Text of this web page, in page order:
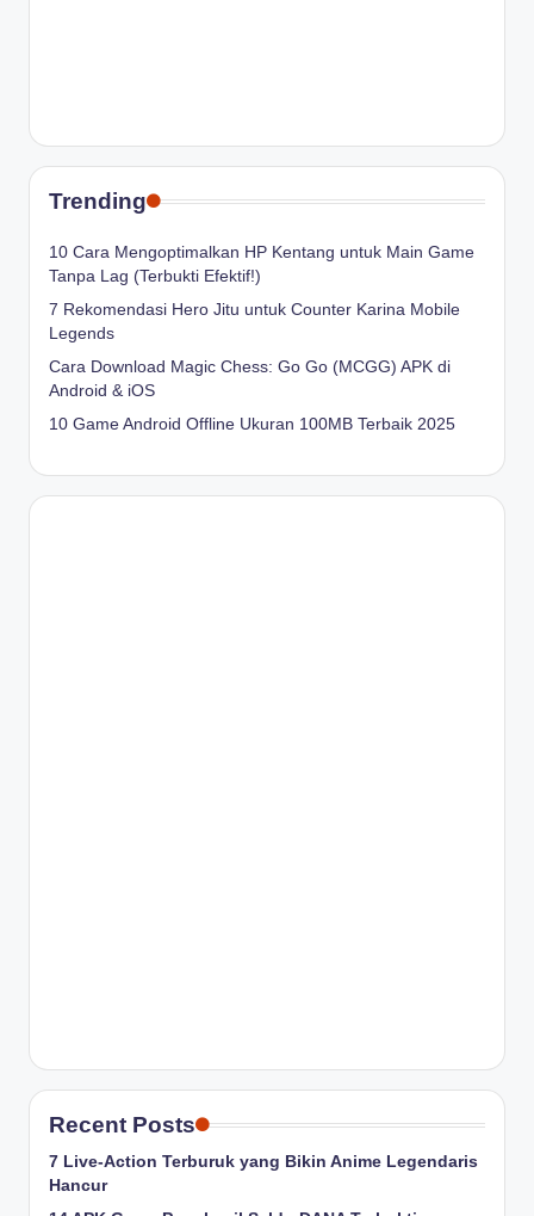
Trending
10 Cara Mengoptimalkan HP Kentang untuk Main Game
Tanpa Lag (Terbukti Efektif!)
7 Rekomendasi Hero Jitu untuk Counter Karina Mobile
Legends
Cara Download Magic Chess: Go Go (MCGG) APK di
Android & iOS
10 Game Android Offline Ukuran 100MB Terbaik 2025
Recent Posts
7 Live-Action Terburuk yang Bikin Anime Legendaris
Hancur